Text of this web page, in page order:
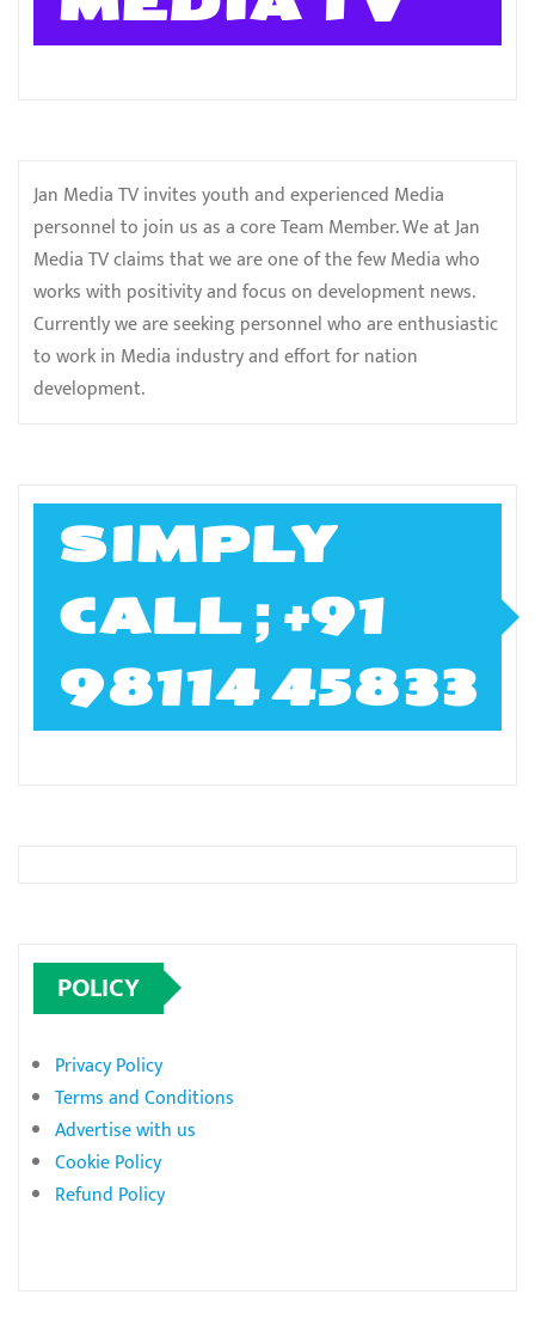
Jan Media TV invites youth and experienced Media
personnel to join us as a core Team Member. We at Jan
Media TV claims that we are one of the few Media who
works with positivity and focus on development news.
Currently we are seeking personnel who are enthusiastic
to work in Media industry and effort for nation
development.
SIMPLY
CALL ; +91
98114 45833
POLICY
Privacy Policy
Terms and Conditions
Advertise with us
Cookie Policy
Refund Policy